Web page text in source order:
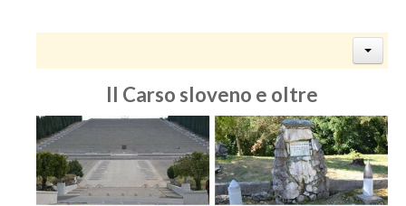
Il Carso sloveno e oltre